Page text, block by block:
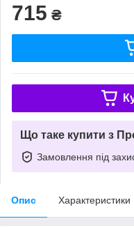
715 ₴
Що таке купити з
Замовлення під
Опис Характеристики